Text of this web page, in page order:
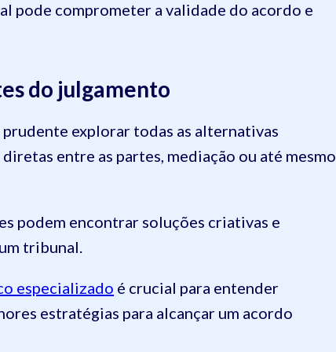
pode comprometer a validade do acordo e
do julgamento
explorar todas as alternativas
entre as partes, mediação ou até mesmo
podem encontrar soluções criativas e
tribunal.
especializado é crucial para entender
estratégias para alcançar um acordo